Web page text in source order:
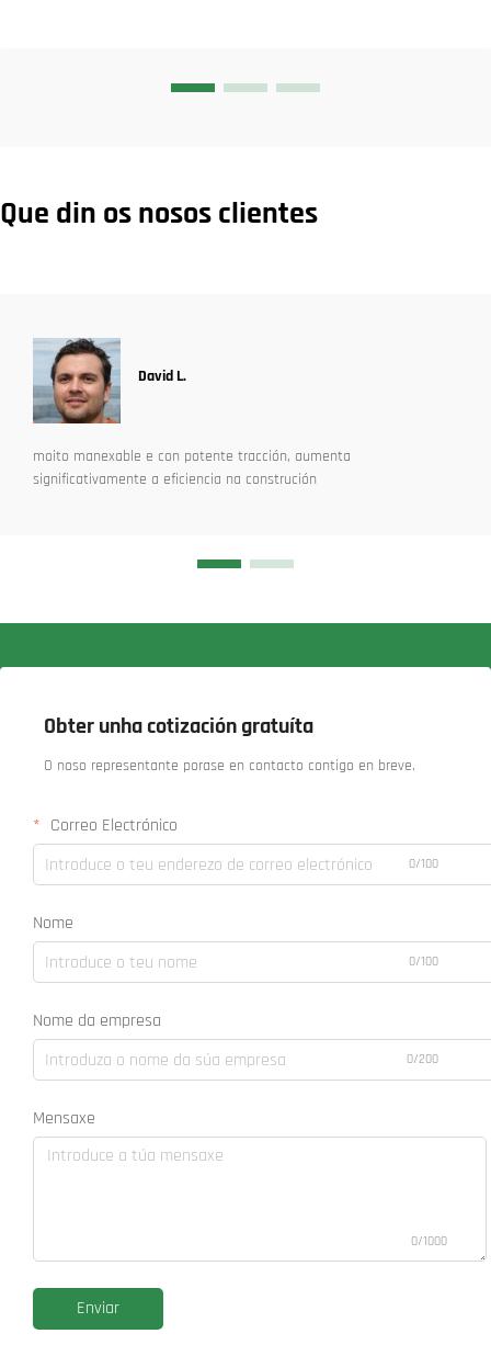
Que din os nosos clientes
David L.
moito manexable e con potente tracción, aumenta
significativamente a eficiencia na construción
Obter unha cotización gratuíta
O noso representante porase en contacto contigo en breve.
Correo Electrónico
0/100
Nome
0/100
Nome da empresa
0/200
Mensaxe
0/1000
Enviar